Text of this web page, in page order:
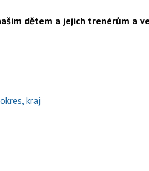
dětem a jejich trenérům a
kraj